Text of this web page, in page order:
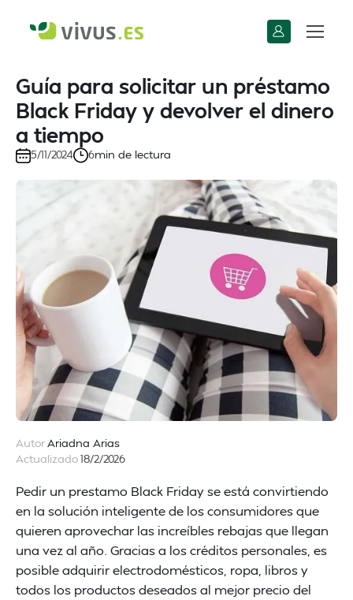
Guía para solicitar un préstamo
Black Friday y devolver el dinero
a tiempo
5/11/2024 6min de lectura
AutorAriadna Arias
Actualizado18/2/2026
Pedir un prestamo Black Friday se está convirtiendo
en la solución inteligente de los consumidores que
quieren aprovechar las increíbles rebajas que llegan
una vez al año. Gracias a los créditos personales, es
posible adquirir electrodomésticos, ropa, libros y
todos los productos deseados al mejor precio del